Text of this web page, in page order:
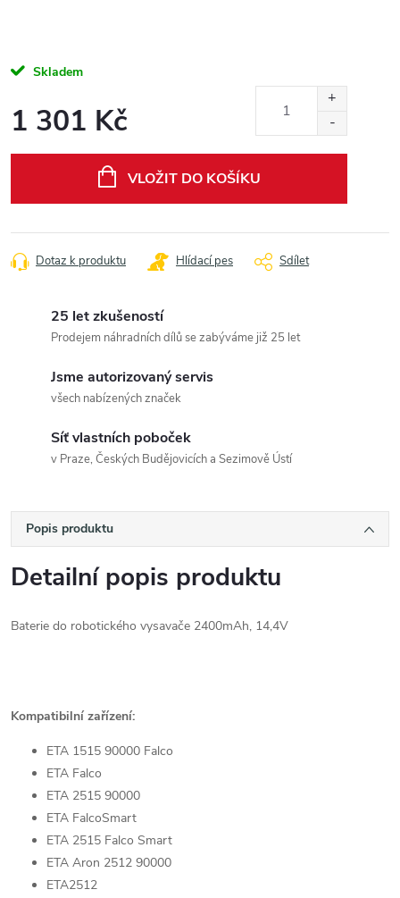
Skladem
1 301 Kč
VLOŽIT DO KOŠÍKU
Dotaz k produktu Hlídací pes Sdílet
25 let zkušeností
Prodejem náhradních dílů se zabýváme již 25 let
Jsme autorizovaný servis
všech nabízených značek
Síť vlastních poboček
v Praze, Českých Budějovicích a Sezimově Ústí
Popis produktu
Detailní popis produktu
Baterie do robotického vysavače 2400mAh, 14,4V
Kompatibilní zařízení:
ETA 1515 90000 Falco
ETA Falco
ETA 2515 90000
ETA FalcoSmart
ETA 2515 Falco Smart
ETA Aron 2512 90000
ETA2512